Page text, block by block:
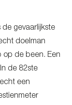
gevaarlijkste
doelman
op de been. Een
de 82ste
een